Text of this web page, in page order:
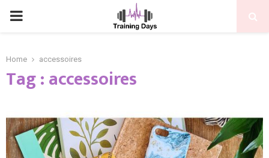
PRIMARY
Home accessoires
Tag : accessoires